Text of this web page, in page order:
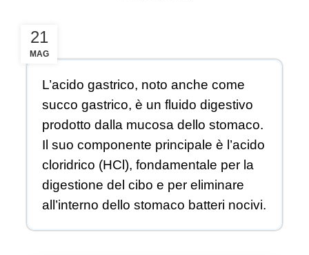
21
MAG
L’acido gastrico, noto anche come
succo gastrico, è un fluido digestivo
prodotto dalla mucosa dello stomaco.
Il suo componente principale è l’acido
cloridrico (HCl), fondamentale per la
digestione del cibo e per eliminare
all’interno dello stomaco batteri nocivi.